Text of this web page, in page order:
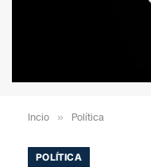
Incio » Política
POLÍTICA